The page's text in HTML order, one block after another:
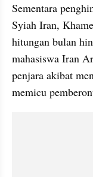
Sementara
Syiah Iran,
hitungan bulan
mahasiswa Iran
penjara akibat
memicu